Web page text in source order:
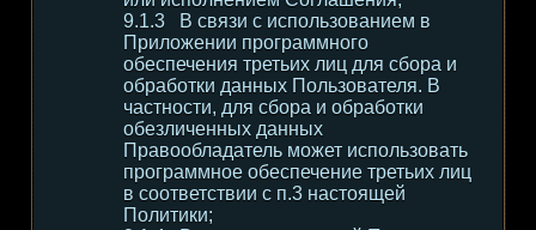
В связи с использованием в
Приложении программного
обеспечения третьих лиц для сбора и
обработки данных Пользователя. В
частности, для сбора и обработки
обезличенных данных
Правообладатель может использовать
программное обеспечение третьих лиц
в соответствии с п.3 настоящей
Политики;